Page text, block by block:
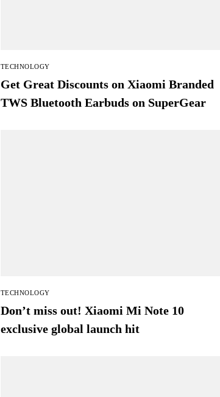
TECHNOLOGY
Get Great Discounts on Xiaomi Branded
TWS Bluetooth Earbuds on SuperGear
TECHNOLOGY
Don’t miss out! Xiaomi Mi Note 10
exclusive global launch hit